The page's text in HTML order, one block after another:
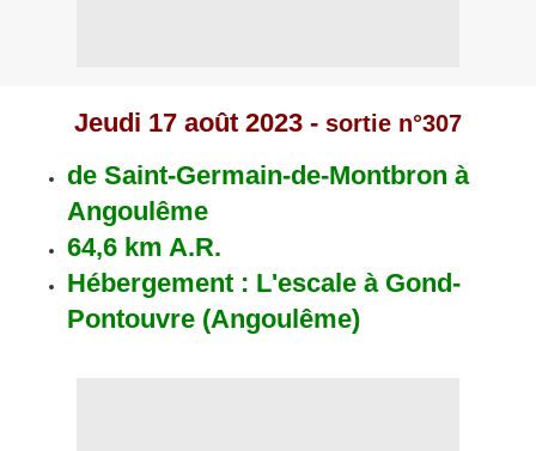
Jeudi 17 août 2023 - sortie n°307
de Saint-Germain-de-Montbron à
Angoulême
64,6 km A.R.
Hébergement : L'escale à Gond-
Pontouvre (Angoulême)